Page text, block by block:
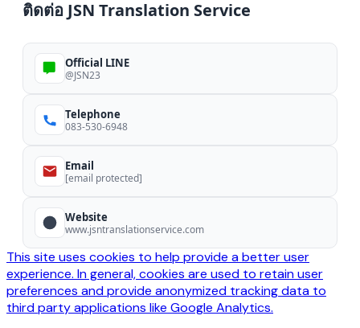
ติดต่อ JSN Translation Service
Official LINE
@JSN23
Telephone
083-530-6948
Email
[email protected]
Website
www.jsntranslationservice.com
This site uses cookies to help provide a better user
experience. In general, cookies are used to retain user
preferences and provide anonymized tracking data to
third party applications like Google Analytics.